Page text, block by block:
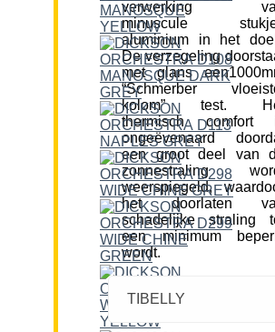
verwerking
minuscule
aluminium in het
De verzegeling
met glans
“Schmerber
kolom” test.
thermisch comfort
ongeëvenaard
een groot deel van
zonnestraling
weerspiegeld,
het doorlaten
schadelijke straling
een minimum
wordt.
TIBELLY